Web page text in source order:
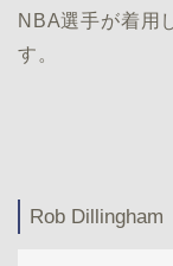
NBA選手が着用
す。
Rob Dillingham